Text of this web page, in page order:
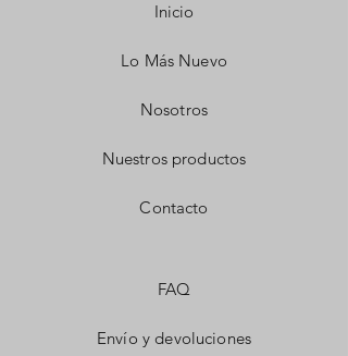
Inicio
Lo Más Nuevo
Nosotros
Nuestros productos
Contacto
FAQ
Envío y devoluciones